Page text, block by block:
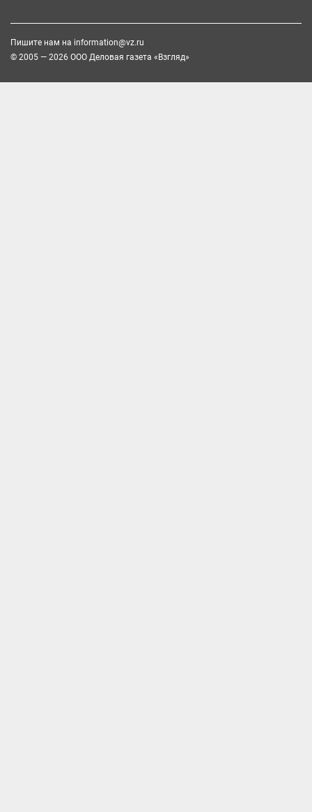
Пишите нам на information@vz.ru
© 2005 — 2026 ООО Деловая газета «Взгляд»